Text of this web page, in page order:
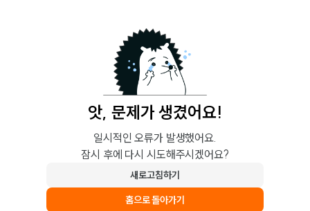
앗, 문제가 생겼어요!
일시적인 오류가 발생했어요.
잠시 후에 다시 시도해주시겠어요?
새로고침하기
홈으로 돌아가기